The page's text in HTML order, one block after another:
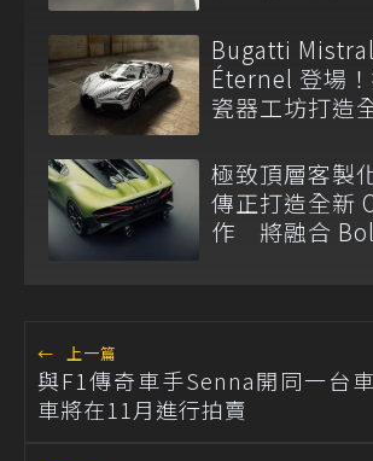
Bugatti
Éternel 登場
瓷器工坊打造
極致頂層客製
傳正打造全新
作 將融合
← 上一篇
與F1傳奇車手Senna開同一台
車將在11月進行拍賣